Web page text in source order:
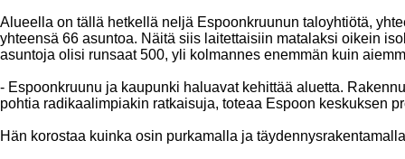
Alueella on tällä hetkellä neljä Espoonkruunun taloyhtiötä,
yhteensä 66 asuntoa. Näitä siis laitettaisiin matalaksi oikein
asuntoja olisi runsaat 500, yli kolmannes enemmän kuin
- Espoonkruunu ja kaupunki haluavat kehittää aluetta.
pohtia radikaalimpiakin ratkaisuja, toteaa Espoon keskuksen
Hän korostaa kuinka osin purkamalla ja